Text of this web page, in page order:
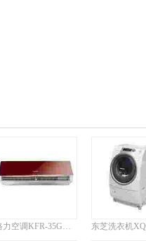
格力空调KFR-35GW/(35556)FNFa-3(镜面红)